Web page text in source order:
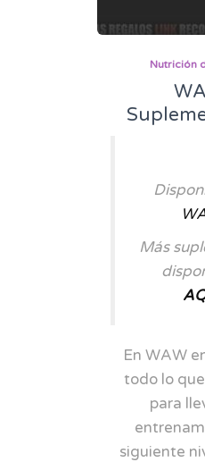
Nutrición
Más
En WAW
todo lo
para
siguiente